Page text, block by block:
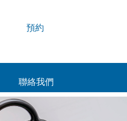
預約
聯絡我們